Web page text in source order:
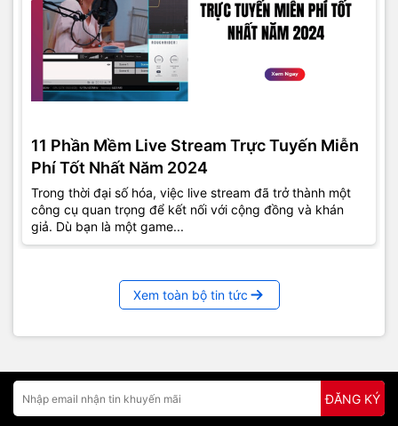
11 Phần Mềm Live Stream Trực Tuyến Miễn
Phí Tốt Nhất Năm 2024
Trong thời đại số hóa, việc live stream đã trở thành một
công cụ quan trọng để kết nối với cộng đồng và khán
giả. Dù bạn là một game...
Xem toàn bộ tin tức
ĐĂNG KÝ